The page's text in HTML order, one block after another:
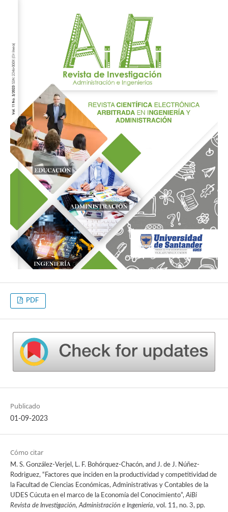
PDF
Publicado
01-09-2023
Cómo citar
M. S. González-Verjel, L. F. Bohórquez-Chacón, and J. de J. Núñez-
Rodriguez, “Factores que inciden en la productividad y competitividad de
la Facultad de Ciencias Económicas, Administrativas y Contables de la
UDES Cúcuta en el marco de la Economía del Conocimiento”,AiBi
Revista de Investigación, Administración e Ingeniería, vol. 11, no. 3, pp.